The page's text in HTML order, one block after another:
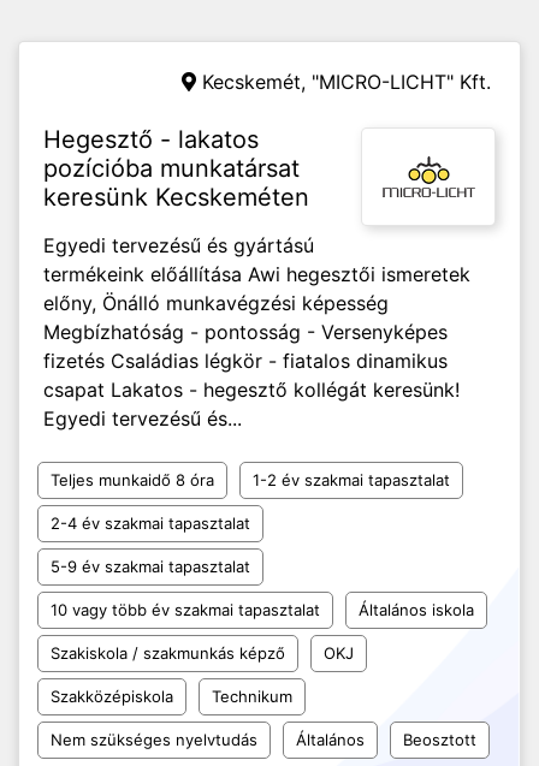
Kecskemét, "MICRO-LICHT" Kft.
Hegesztő - lakatos
pozícióba munkatársat
keresünk Kecskeméten
Egyedi tervezésű és gyártású
termékeink előállítása Awi hegesztői ismeretek
előny, Önálló munkavégzési képesség
Megbízhatóság - pontosság - Versenyképes
fizetés Családias légkör - fiatalos dinamikus
csapat Lakatos - hegesztő kollégát keresünk!
Egyedi tervezésű és...
Teljes munkaidő 8 óra 1-2 év szakmai tapasztalat
2-4 év szakmai tapasztalat
5-9 év szakmai tapasztalat
10 vagy több év szakmai tapasztalat Általános iskola
Szakiskola / szakmunkás képző OKJ
Szakközépiskola Technikum
Nem szükséges nyelvtudás Általános Beosztott